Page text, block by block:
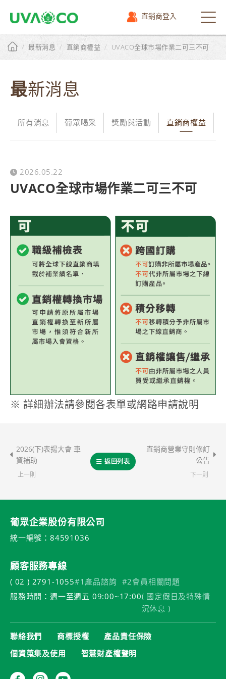
直銷商登入
選
單
/ 最新消息 / 直銷商權益 / UVACO全球市場作業二可三不可
最新消息
所有消息 葡眾喝采 獎勵與活動 直銷商權益
2026.05.22
UVACO全球市場作業二可三不可
※ 詳細辦法請參閱各表單或網路申請說明
2026(下)表揚大會 車
資補助
上一則
返回列表
直銷商營業守則修訂
公告
下一則
葡眾企業股份有限公司
統一編號：84591036
顧客服務專線
( 02 ) 2791-1055#1產品諮詢 #2會員相關問題
服務時間：週一至週五 09:00~17:00( 國定假日及特殊情
況休息 )
聯絡我們 商標授權
產品責任保險
個資蒐集及使用
智慧財產權聲明